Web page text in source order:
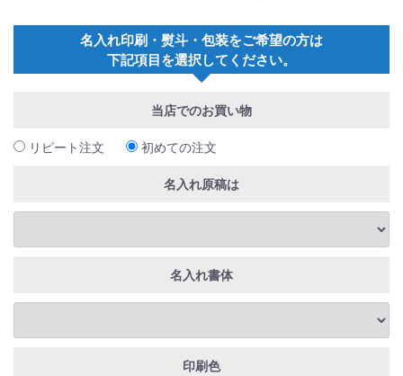
名入れ印刷・熨斗・包装をご希望の方は
下記項目を選択してください。
当店でのお買い物
リピート注文 初めての注文
名入れ原稿は
名入れ書体
印刷色